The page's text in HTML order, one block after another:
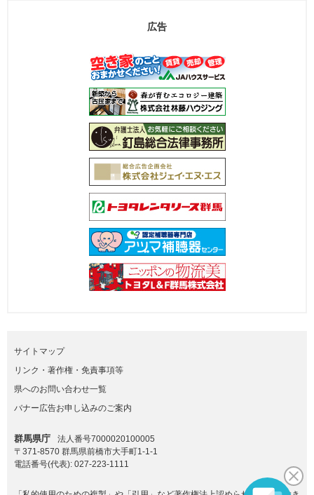
広告
サイトマップ
リンク・著作権・免責事項等
県へのお問い合わせ一覧
バナー広告お申し込みのご案内
群馬県庁
法人番号7000020100005
〒371-8570 群馬県前橋市大手町1-1-1
電話番号(代表): 027-223-1111